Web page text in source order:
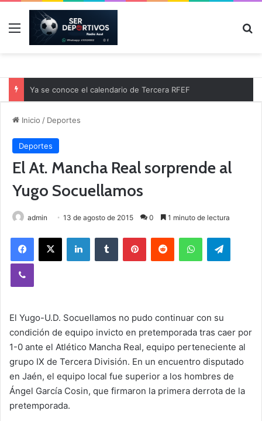
Menú
Ya se conoce el calendario de Tercera RFEF
Inicio / Deportes
Deportes
El At. Mancha Real sorprende al
Yugo Socuellamos
admin 13 de agosto de 2015 0 1 minuto de lectura
El Yugo-U.D. Socuellamos no pudo continuar con su
condición de equipo invicto en pretemporada tras caer por
1-0 ante el Atlético Mancha Real, equipo perteneciente al
grupo IX de Tercera División. En un encuentro disputado
en Jaén, el equipo local fue superior a los hombres de
Ángel García Cosin, que firmaron la primera derrota de la
pretemporada.